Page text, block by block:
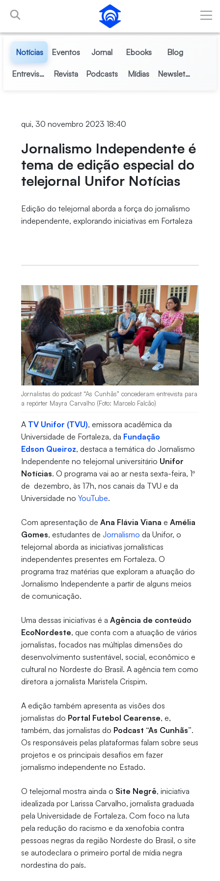
Pular para o Conteúdo principal
Notícias Eventos Jornal Ebooks Blog
Entrevistas Revista Podcasts Mídias Newsletter
qui, 30 novembro 2023 18:40
Jornalismo Independente é
tema de edição especial do
telejornal Unifor Notícias
Edição do telejornal aborda a força do jornalismo
independente, explorando iniciativas em Fortaleza
Jornalistas do podcast “As Cunhãs” concederam entrevista para
a repórter Mayra Carvalho (Foto: Marcelo Falcão)
A TV Unifor (TVU), emissora acadêmica da
Universidade de Fortaleza, da Fundação
Edson Queiroz, destaca a temática do Jornalismo
Independente no telejornal universitário Unifor
Notícias. O programa vai ao ar nesta sexta-feira, 1º
de dezembro, às 17h, nos canais da TVU e da
Universidade no YouTube.
Com apresentação de Ana Flávia Viana e Amélia
Gomes, estudantes de Jornalismo da Unifor, o
telejornal aborda as iniciativas jornalísticas
independentes presentes em Fortaleza. O
programa traz matérias que exploram a atuação do
Jornalismo Independente a partir de alguns meios
de comunicação.
Uma dessas iniciativas é a Agência de conteúdo
EcoNordeste, que conta com a atuação de vários
jornalistas, focados nas múltiplas dimensões do
desenvolvimento sustentável, social, econômico e
cultural no Nordeste do Brasil. A agência tem como
diretora a jornalista Maristela Crispim.
A edição também apresenta as visões dos
jornalistas do Portal Futebol Cearense, e,
também, das jornalistas do Podcast “As Cunhãs”.
Os responsáveis pelas plataformas falam sobre seus
projetos e os principais desafios em fazer
jornalismo independente no Estado.
O telejornal mostra ainda o Site Negrê, iniciativa
idealizada por Larissa Carvalho, jornalista graduada
pela Universidade de Fortaleza. Com foco na luta
pela redução do racismo e da xenofobia contra
pessoas negras da região Nordeste do Brasil, o site
se autodeclara o primeiro portal de mídia negra
nordestina do país.